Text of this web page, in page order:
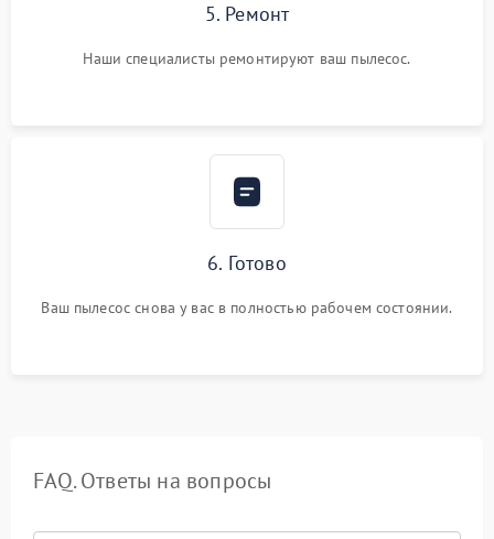
5. Ремонт
Наши специалисты ремонтируют ваш пылесос.
6. Готово
Ваш пылесос снова у вас в полностью рабочем состоянии.
FAQ. Ответы на вопросы